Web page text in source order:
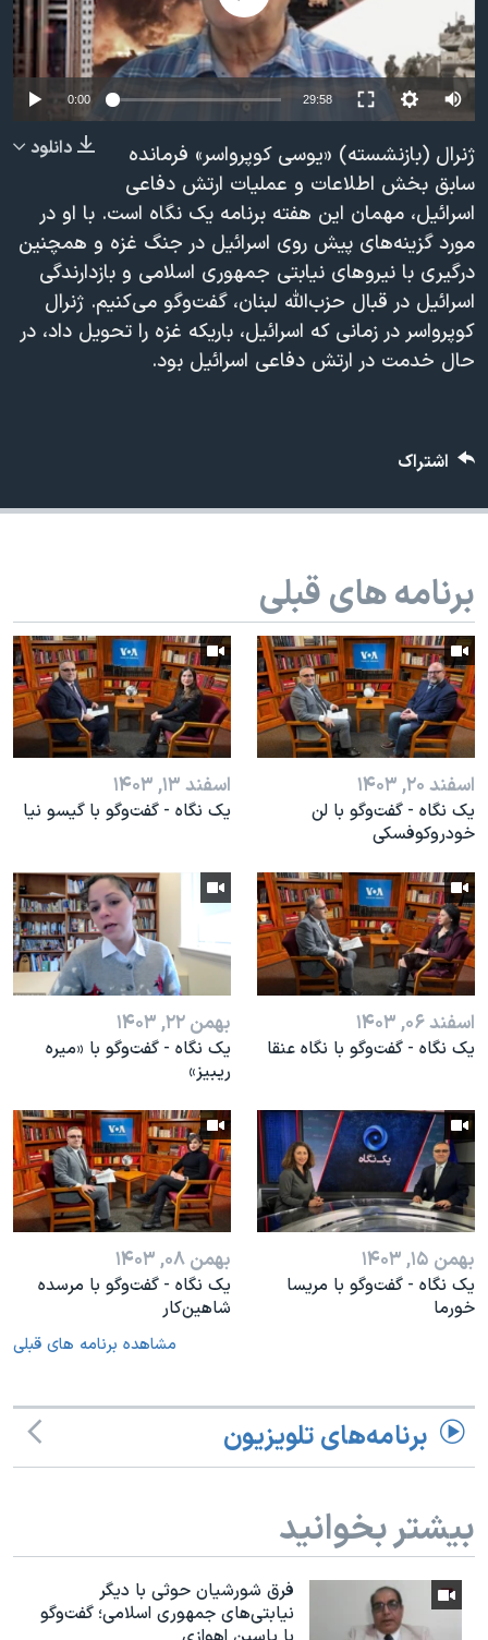
فرهنگ و زندگی
حقوق شهروندی
اقتصادی
اسرائیل در جنگ
گالری عکس
آرشیو پخش زنده
مستندها
انتخابات ریاست جمهوری آمریکا ۲۰۲۴
حمله جمهوری اسلامی به اسرائیل
ورزش زنان در ایران
اعتراضات زن، زندگی، آزادی
مجموعه مستندهای دادخواهی
تریبونال مردمی آبان ۹۸
دادگاه حمید نوری
چهل سال گروگان‌گیری
اعتراضات مردمی آبان ۹۸
صفحه‌های ویژه
سفر پرزیدنت ترامپ به چین
دنبال کنید
زبانهای مختلف
0:00 29:58
دانلود
ژنرال (بازنشسته) «یوسی کوپرواسر» فرمانده
سابق بخش اطلاعات و عملیات ارتش دفاعی
اسرائیل، مهمان این هفته برنامه یک نگاه است. با او در
مورد گزینه‌های پیش روی اسرائیل در جنگ غزه و همچنین
درگیری با نیروهای نیابتی جمهوری اسلامی و بازدارندگی
اسرائیل در قبال حزب‌الله لبنان، گفت‌وگو می‌کنیم. ژنرال
کوپرواسر در زمانی که اسرائیل، باریکه غزه را تحویل داد، در
حال خدمت در ارتش دفاعی اسرائیل بود.
اشتراک
برنامه های قبلی
اسفند ۲۰, ۱۴۰۳
یک نگاه - گفت‌وگو با لن
خودروکوفسکی
اسفند ۱۳, ۱۴۰۳
یک نگاه - گفت‌وگو با گیسو نیا
اسفند ۰۶, ۱۴۰۳
یک نگاه - گفت‌وگو با نگاه عنقا
بهمن ۲۲, ۱۴۰۳
یک نگاه - گفت‌وگو با «میره
ریبیز»
بهمن ۱۵, ۱۴۰۳
یک نگاه - گفت‌وگو با مریسا
خورما
بهمن ۰۸, ۱۴۰۳
یک‌ نگاه - گفت‌وگو با مرسده
شاهین‌کار
مشاهده برنامه های قبلی
برنامه‌های تلویزیون
بیشتر بخوانید
فرق شورشیان حوثی با دیگر
نیابتی‌های جمهوری اسلامی؛ گفت‌وگو